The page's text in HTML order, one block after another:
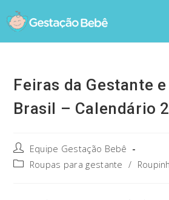
to
content
Feiras da Gestante
Brasil – Calendário
Post
author:
Equipe Gestação Bebê
PostRoupas para gestante /